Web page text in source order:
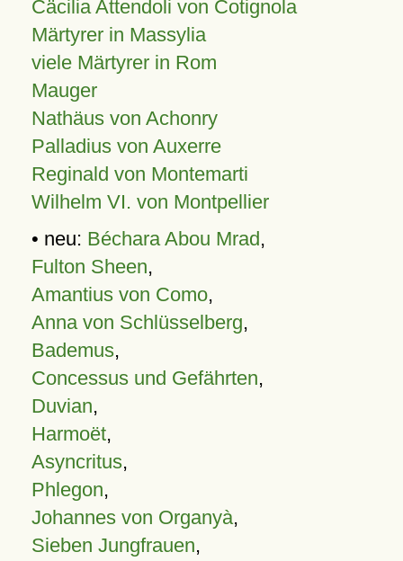
Cäcilia Attendoli von Cotignola
Märtyrer in Massylia
viele Märtyrer in Rom
Mauger
Nathäus von Achonry
Palladius von Auxerre
Reginald von Montemarti
Wilhelm VI. von Montpellier
• neu: Béchara Abou Mrad,
Fulton Sheen,
Amantius von Como,
Anna von Schlüsselberg,
Bademus,
Concessus und Gefährten,
Duvian,
Harmoët,
Asyncritus,
Phlegon,
Johannes von Organyà,
Sieben Jungfrauen,